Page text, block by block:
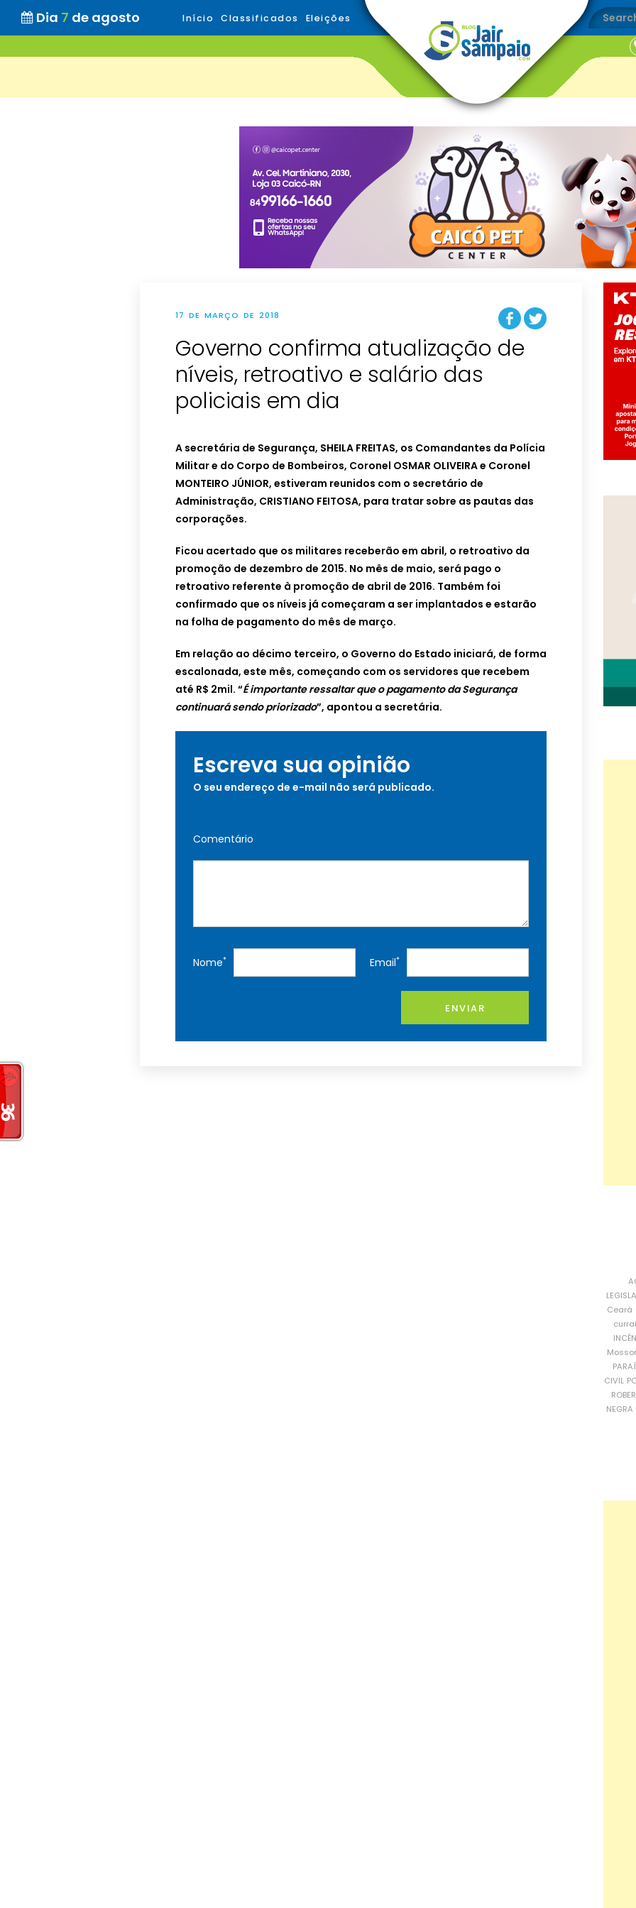
Dia 7 de agosto Início Classificados Eleições
17 DE MARÇO DE 2018
Governo confirma atualização de
níveis, retroativo e salário das
policiais em dia
A secretária de Segurança, SHEILA FREITAS, os Comandantes da Polícia
Militar e do Corpo de Bombeiros, Coronel OSMAR OLIVEIRA e Coronel
MONTEIRO JÚNIOR, estiveram reunidos com o secretário de
Administração, CRISTIANO FEITOSA, para tratar sobre as pautas das
corporações.
Ficou acertado que os militares receberão em abril, o retroativo da
promoção de dezembro de 2015. No mês de maio, será pago o
retroativo referente à promoção de abril de 2016. Também foi
confirmado que os níveis já começaram a ser implantados e estarão
na folha de pagamento do mês de março.
Em relação ao décimo terceiro, o Governo do Estado iniciará, de forma
escalonada, este mês, começando com os servidores que recebem
até R$ 2mil. “É importante ressaltar que o pagamento da Segurança
continuará sendo priorizado”, apontou a secretária.
Escreva sua opinião
O seu endereço de e-mail não será publicado.
Comentário
Nome* Email*
ENVIAR
Ceará
CIVIL
NEGRA